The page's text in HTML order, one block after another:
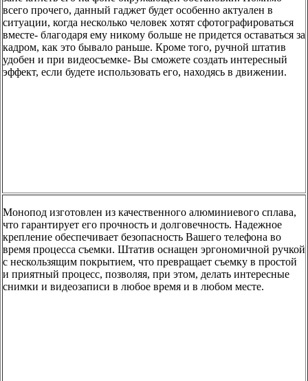
всего прочего, данный гаджет будет особенно актуален в
ситуации, когда несколько человек хотят сфотографироваться
вместе- благодаря ему никому больше не придется оставаться за
кадром, как это бывало раньше. Кроме того, ручной штатив
удобен и при видеосъемке- Вы сможете создать интересный
эффект, если будете использовать его, находясь в движении.
Монопод изготовлен из качественного алюминиевого сплава,
что гарантирует его прочность и долговечность. Надежное
крепление обеспечивает безопасность Вашего телефона во
время процесса съемки. Штатив оснащен эргономичной ручкой
с нескользящим покрытием, что превращает съемку в простой
и приятный процесс, позволяя, при этом, делать интересные
снимки и видеозаписи в любое время и в любом месте.